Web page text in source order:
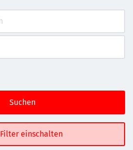
Suchen
Filter einschalten